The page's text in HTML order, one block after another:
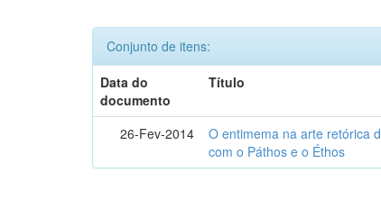
Conjunto de itens:
Data do
documento
Título
26-Fev-2014
O entimema na arte retórica
com o Páthos e o Éthos